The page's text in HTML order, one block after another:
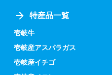
特産品一覧
壱岐牛
壱岐産アスパラガス
壱岐産イチゴ